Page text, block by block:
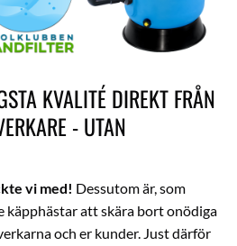
KVALITÉ DIREKT FRÅN
- UTAN
vi med! Dessutom är, som
käpphästar att skära bort onödiga
och er kunder. Just därför